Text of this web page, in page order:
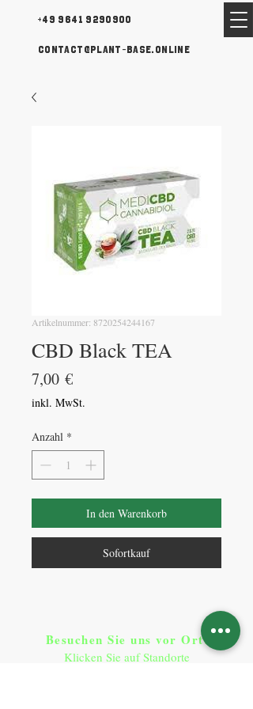
+49 9641 9290900
contact@plant-base.online
Artikelnummer: 8720254244167
CBD Black TEA
7,00 €Preis
inkl. MwSt.
Anzahl *
In den Warenkorb
Sofortkauf
Besuchen Sie uns vor Ort​:
Klicken Sie auf Standorte